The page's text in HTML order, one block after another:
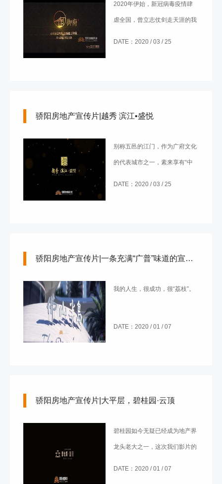
2020年伊始，新冠病毒疫情肆
虐全国，曾立志仗剑走天涯的我
DATE：2020 / 03 / 25
骄阳房地产宣传片|越秀 滨江•盛悦
别称五邑的江门，作为广府文化
的代表城市之一，素来享有“中
DATE：2020 / 03 / 25
骄阳房地产宣传片|一条充满“广普”味道的宣传片
我的人生，很成功，很“荔枝”。
DATE：2020 / 01 / 07
骄阳房地产宣传片|大平层，碧桂园·云顶
碧桂园如今无疑已经成为地产界
龙头老大之一，这次我们影片的
DATE：2020 / 01 / 07